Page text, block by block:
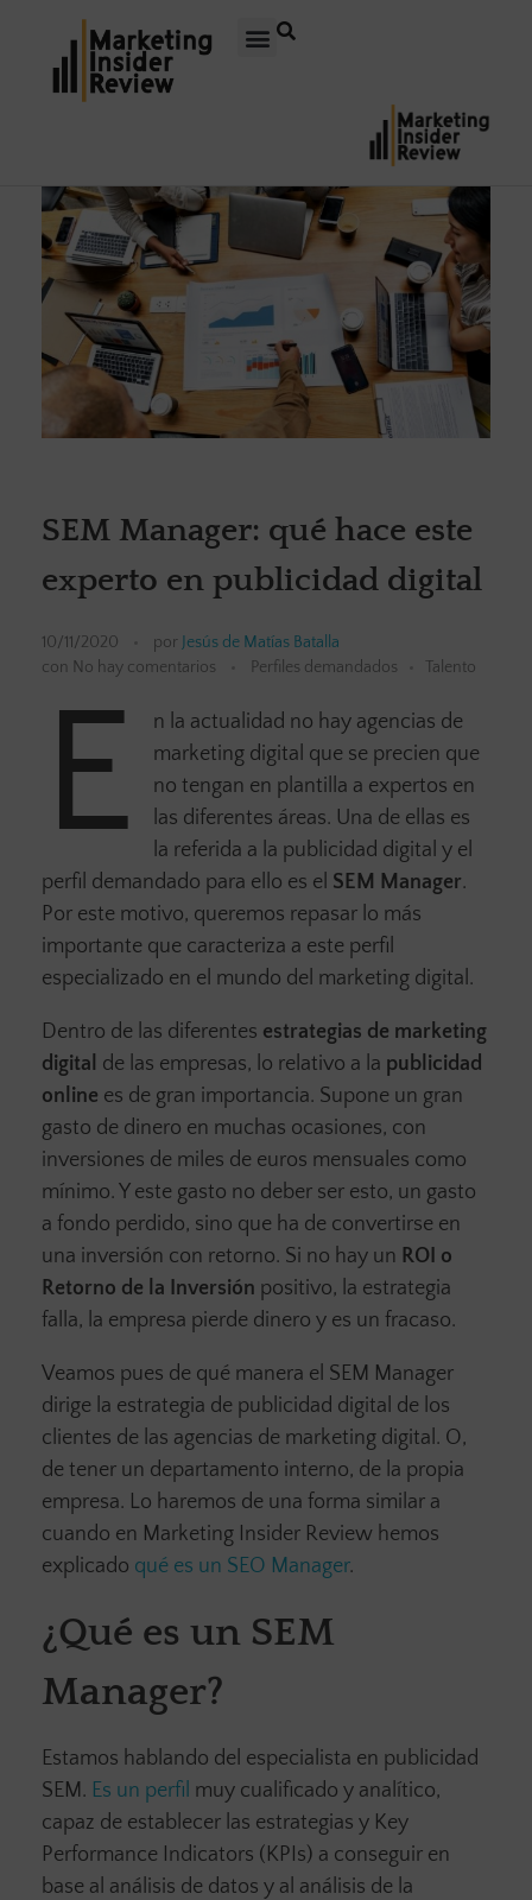
SEM Manager: qué hace este
experto en publicidad digital
10/11/2020 por Jesús de Matías Batalla
con No hay comentarios Perfiles demandados Talento
E
n la actualidad no hay agencias de
marketing digital que se precien que
no tengan en plantilla a expertos en
las diferentes áreas. Una de ellas es
la referida a la publicidad digital y el
perfil demandado para ello es el SEM Manager.
Por este motivo, queremos repasar lo más
importante que caracteriza a este perfil
especializado en el mundo del marketing digital.
Dentro de las diferentes estrategias de marketing
digital de las empresas, lo relativo a la publicidad
online es de gran importancia. Supone un gran
gasto de dinero en muchas ocasiones, con
inversiones de miles de euros mensuales como
mínimo. Y este gasto no deber ser esto, un gasto
a fondo perdido, sino que ha de convertirse en
una inversión con retorno. Si no hay un ROI o
Retorno de la Inversión positivo, la estrategia
falla, la empresa pierde dinero y es un fracaso.
Veamos pues de qué manera el SEM Manager
dirige la estrategia de publicidad digital de los
clientes de las agencias de marketing digital. O,
de tener un departamento interno, de la propia
empresa. Lo haremos de una forma similar a
cuando en Marketing Insider Review hemos
explicado qué es un SEO Manager.
¿Qué es un SEM
Manager?
Estamos hablando del especialista en publicidad
SEM. Es un perfil muy cualificado y analítico,
capaz de establecer las estrategias y Key
Performance Indicators (KPIs) a conseguir en
base al análisis de datos y al análisis de la